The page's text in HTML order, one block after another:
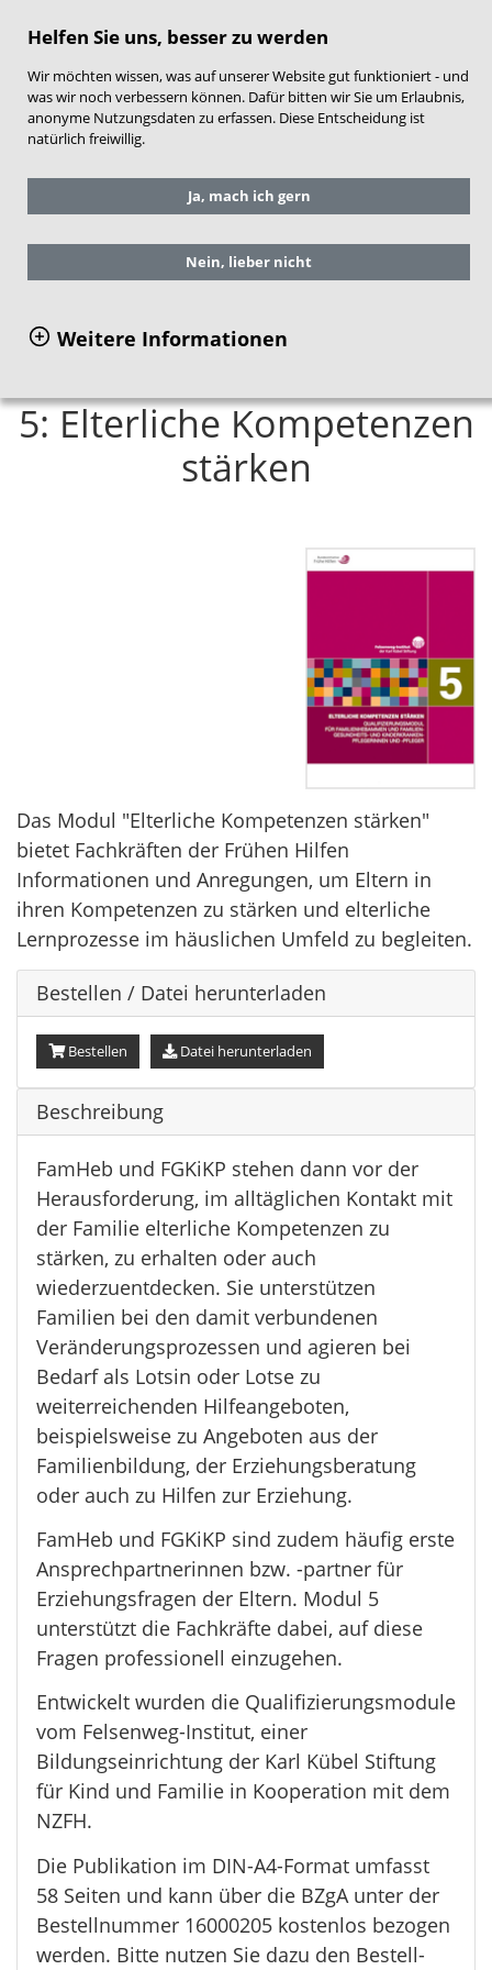
Helfen Sie uns, besser zu werden
Wir möchten wissen, was auf unserer Website gut funktioniert - und
was wir noch verbessern können. Dafür bitten wir Sie um Erlaubnis,
anonyme Nutzungsdaten zu erfassen. Diese Entscheidung ist
natürlich freiwillig.
Ja, mach ich gern
Nein, lieber nicht
Weitere Informationen
Sie befinden sich hier: Service
Einzelansicht Publikationen
Qualifizierungsmodul für
5: Elterliche Kompetenzen
stärken
Das Modul "Elterliche Kompetenzen stärken"
bietet Fachkräften der Frühen Hilfen
Informationen und Anregungen, um Eltern in
ihren Kompetenzen zu stärken und elterliche
Lernprozesse im häuslichen Umfeld zu begleiten.
Bestellen / Datei herunterladen
Bestellen Datei herunterladen
Beschreibung
FamHeb und FGKiKP stehen dann vor der
Herausforderung, im alltäglichen Kontakt mit
der Familie elterliche Kompetenzen zu
stärken, zu erhalten oder auch
wiederzuentdecken. Sie unterstützen
Familien bei den damit verbundenen
Veränderungsprozessen und agieren bei
Bedarf als Lotsin oder Lotse zu
weiterreichenden Hilfeangeboten,
beispielsweise zu Angeboten aus der
Familienbildung, der Erziehungsberatung
oder auch zu Hilfen zur Erziehung.
FamHeb und FGKiKP sind zudem häufig erste
Ansprechpartnerinnen bzw. -partner für
Erziehungsfragen der Eltern. Modul 5
unterstützt die Fachkräfte dabei, auf diese
Fragen professionell einzugehen.
Entwickelt wurden die Qualifizierungsmodule
vom Felsenweg-Institut, einer
Bildungseinrichtung der Karl Kübel Stiftung
für Kind und Familie in Kooperation mit dem
NZFH.
Die Publikation im DIN-A4-Format umfasst
58 Seiten und kann über die BZgA unter der
Bestellnummer 16000205 kostenlos bezogen
werden. Bitte nutzen Sie dazu den Bestell-